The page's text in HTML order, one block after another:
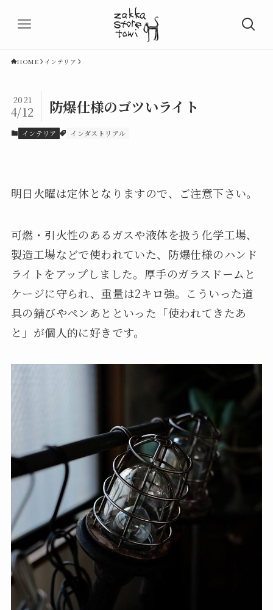
HOME インテリア
防爆仕様のゴツいライト
2021
4/12
インテリア インダストリアル
明日火曜は定休となりますので、ご注意下さい。
可燃・引火性のあるガスや液体を扱う化学工場、
製造工場などで使われていた、防爆仕様のハンド
ライトをアップしました。厚手のガラスドームと
ケージに守られ、重量は2キロ強。こういった道
具の錆びやペンあとといった「使われてきたあ
と」が個人的に好きです。